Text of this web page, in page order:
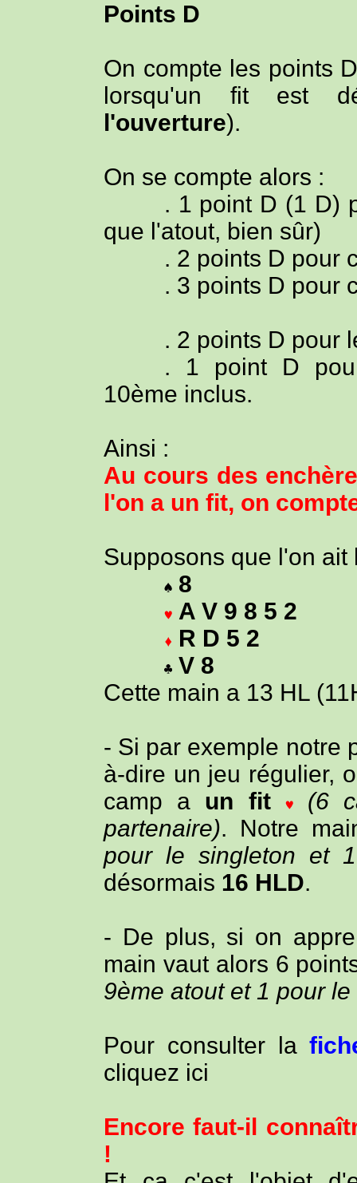
Points D
On compte les points
lorsqu'un fit est
l'ouverture).
On se compte alors :
. 1 point D (1 D)
que l'atout, bien sûr)
. 2 points D pour
. 3 points D pour
. 2 points D pour
. 1 point D
10ème inclus.
Ainsi :
Au cours des
l'on a un fit, on
Supposons que l'on ait
8
A V 9 8 5 2
R D 5 2
V 8
Cette main a 13 HL
- Si par exemple notre
à-dire un jeu régulier,
camp a un fit
(6
partenaire). Notre
pour le singleton et
désormais 16 HLD.
- De plus, si on
main vaut alors 6
9ème atout et 1 pour
Pour consulter la
cliquez ici
Encore faut-il
!